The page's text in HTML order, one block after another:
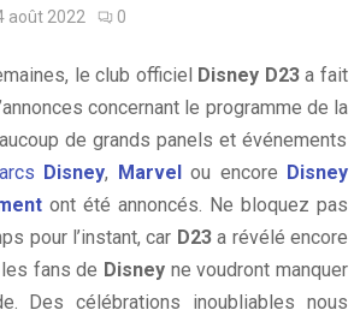
août 2022 0
le club officiel Disney D23a fait
concernant le programme de la
de grands panels et événements
Disney, Marvel ou encore Disney
ont été annoncés. Ne bloquez pas
pour l’instant, car D23a révélé encore
fans de Disneyne voudront manquer
Des célébrations inoubliables nous